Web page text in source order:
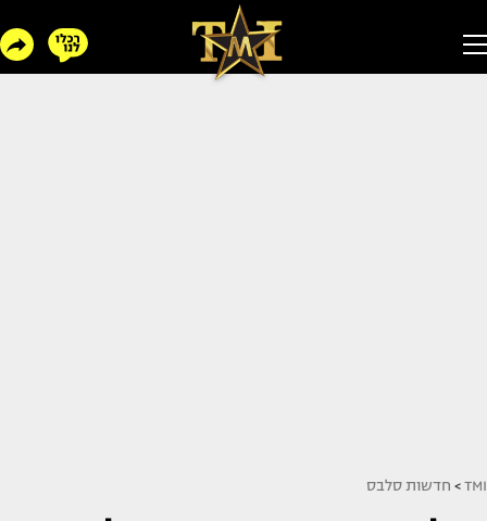
TMI
> חדשות סלבס